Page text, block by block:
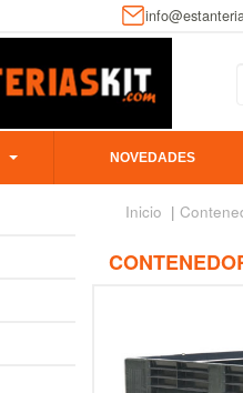
NOVEDADES
Inicio |